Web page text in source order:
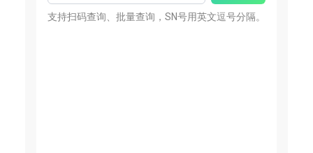
支持扫码查询、批量查询，SN号用英文逗号分隔。